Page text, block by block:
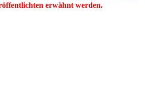
erwähnt werden.